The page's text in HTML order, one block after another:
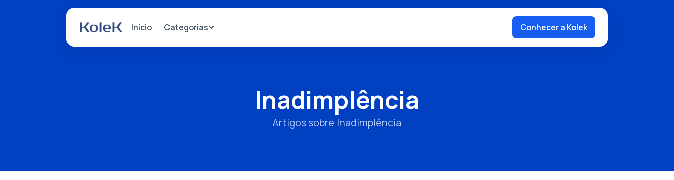
Início Categorias Conhecer a Kolek
Inadimplência
Artigos sobre Inadimplência